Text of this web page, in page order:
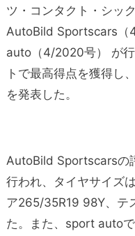
ツ・コンタクト・シッ
AutoBild Sportscars
auto（4/2020号） が
トで最高得点を獲得し
を発表した。
AutoBild Sportscarsの
行われ、タイヤサイズ
ア265/35R19 98Y、テ
た。また、sport auto